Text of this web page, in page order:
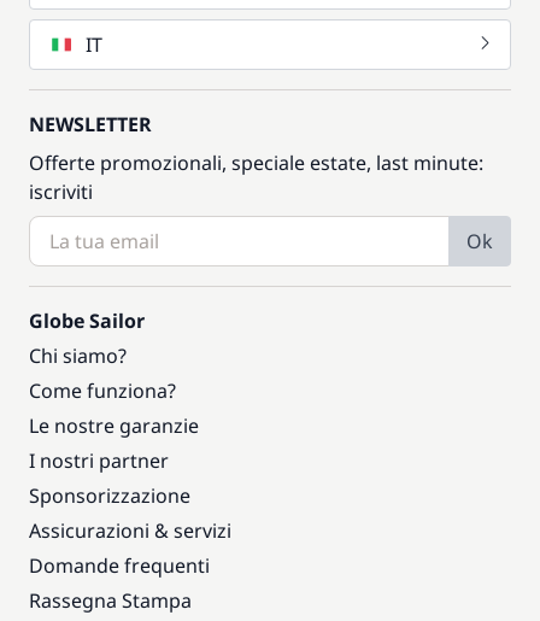
IT
NEWSLETTER
Offerte promozionali, speciale estate, last minute:
iscriviti
Ok
Globe Sailor
Chi siamo?
Come funziona?
Le nostre garanzie
I nostri partner
Sponsorizzazione
Assicurazioni & servizi
Domande frequenti
Rassegna Stampa